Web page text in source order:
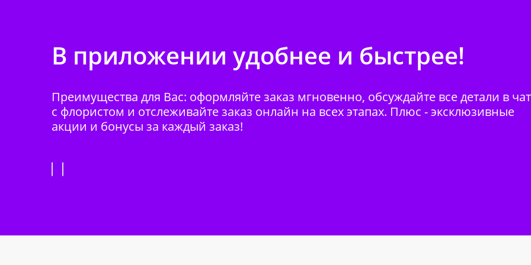
В приложении удобнее и быстрее!
Преимущества для Вас: оформляйте заказ мгновенно, обсуждайте все детали в
с флористом и отслеживайте заказ онлайн на всех этапах. Плюс - эксклюзивные
акции и бонусы за каждый заказ!